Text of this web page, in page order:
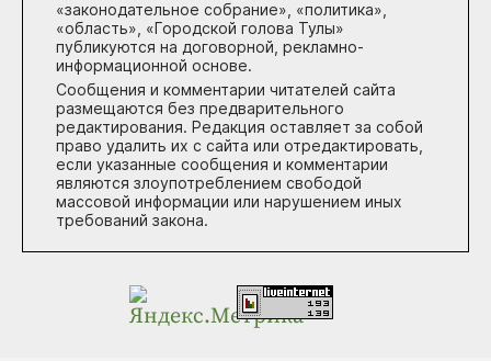
«законодательное собрание», «политика»,
«область», «Городской голова Тулы»
публикуются на договорной, рекламно-
информационной основе.
Сообщения и комментарии читателей сайта
размещаются без предварительного
редактирования. Редакция оставляет за собой
право удалить их с сайта или отредактировать,
если указанные сообщения и комментарии
являются злоупотреблением свободой
массовой информации или нарушением иных
требований закона.